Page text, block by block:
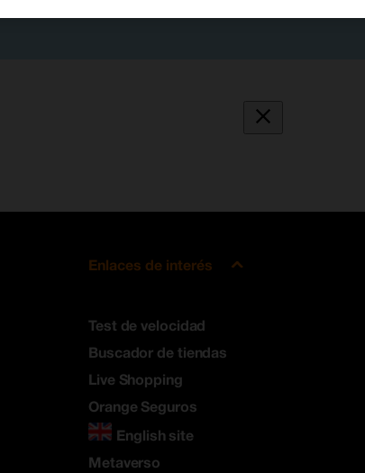
Enlaces de interés
Test de velocidad
Buscador de tiendas
Live Shopping
Orange Seguros
English site
Metaverso